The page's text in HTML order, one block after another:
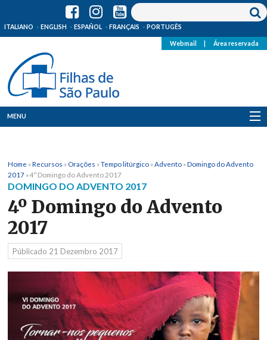
ITALIANO ENGLISH ESPAÑOL FRANÇAIS PORTUGÊS
Webmail Área reservada
MENU
Onde Estamos
Notícias
Recursos
Media
Home »Recursos » Orações »Tempo litúrgico » Advento »Domingo do Advento
2017 »4º Domingo do Advento 2017
DOMINGO DO ADVENTO 2017
4º Domingo do Advento
2017
Públicado 21 Dezembro 2017